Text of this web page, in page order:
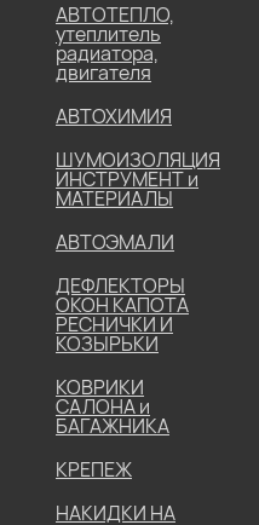
АВТОТЕПЛО,
утеплитель
радиатора,
двигателя
АВТОХИМИЯ
ШУМОИЗОЛЯЦИЯ
ИНСТРУМЕНТ и
МАТЕРИАЛЫ
АВТОЭМАЛИ
ДЕФЛЕКТОРЫ
ОКОН КАПОТА
РЕСНИЧКИ И
КОЗЫРЬКИ
КОВРИКИ
САЛОНА и
БАГАЖНИКА
КРЕПЕЖ
НАКИДКИ НА